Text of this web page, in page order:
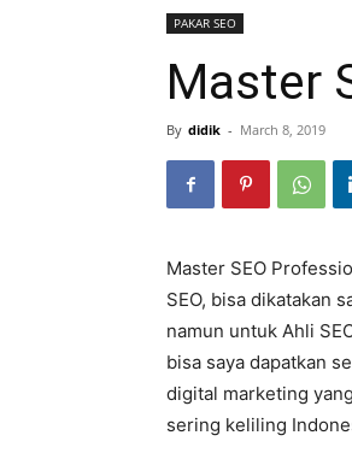
PAKAR SEO
Master
By didik - March 8, 2019
Master SEO
SEO, bisa dikatakan
namun untuk Ahli
bisa saya dapatkan
digital marketing
sering keliling